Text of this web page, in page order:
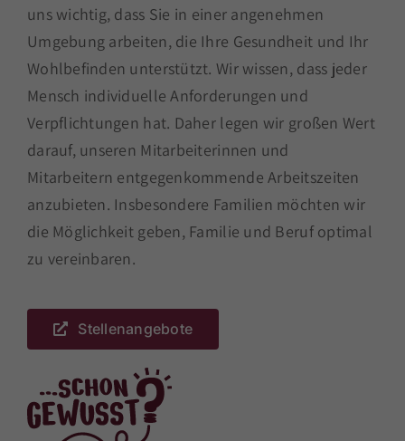
uns wichtig, dass Sie in einer angenehmen
Umgebung arbeiten, die Ihre Gesundheit und Ihr
Wohlbefinden unterstützt. Wir wissen, dass jeder
Mensch individuelle Anforderungen und
Verpflichtungen hat. Daher legen wir großen Wert
darauf, unseren Mitarbeiterinnen und
Mitarbeitern entgegenkommende Arbeitszeiten
anzubieten. Insbesondere Familien möchten wir
die Möglichkeit geben, Familie und Beruf optimal
zu vereinbaren.
Stellenangebote